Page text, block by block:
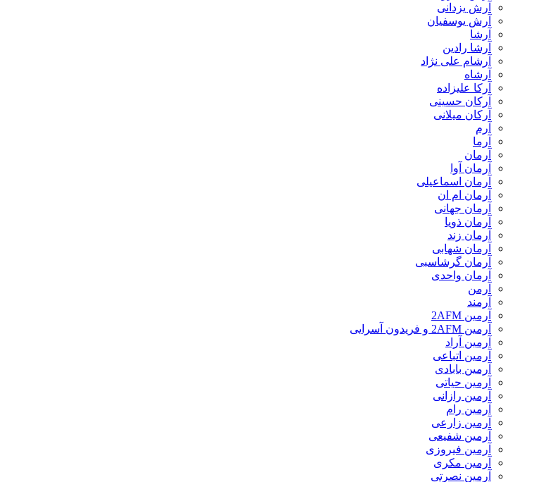
آرش یزدانی
آرش یوسفیان
آرشا
آرشا رادین
آرشام علی نژاد
آرشاه
آرکا علیزاده
آرکان حسینی
آرکان میلانی
آرم
آرما
آرمان
آرمان آوا
آرمان اسماعیلی
آرمان ام ان
آرمان جهانی
آرمان ذویا
آرمان زند
آرمان شهابی
آرمان گرشاسبی
آرمان واحدی
آرمن
آرمند
آرمین 2AFM
آرمین 2AFM و فریدون آسرایی
آرمین آراد
آرمین اتباعی
آرمین بابادی
آرمین حیاتی
آرمین رازانی
آرمین رام
آرمین زارعی
آرمین شفیعی
آرمین فیروزی
آرمین مکری
آرمین نصرتی